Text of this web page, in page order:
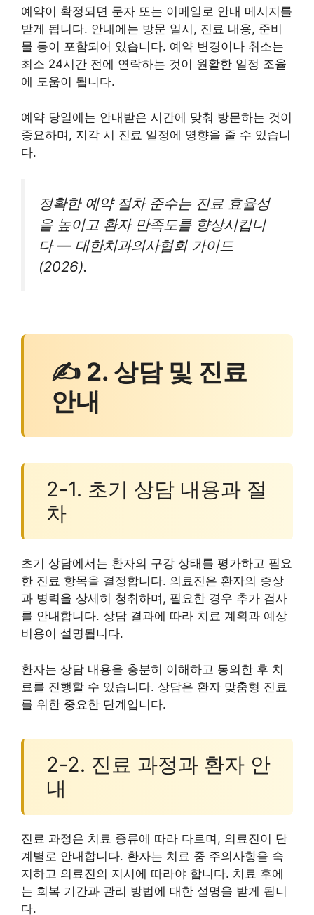
예약이 확정되면 문자 또는 이메일로 안내 메시지를
받게 됩니다. 안내에는 방문 일시, 진료 내용, 준비
물 등이 포함되어 있습니다. 예약 변경이나 취소는
최소 24시간 전에 연락하는 것이 원활한 일정 조율
에 도움이 됩니다.
예약 당일에는 안내받은 시간에 맞춰 방문하는 것이
중요하며, 지각 시 진료 일정에 영향을 줄 수 있습니
다.
정확한 예약 절차 준수는 진료 효율성
을 높이고 환자 만족도를 향상시킵니
다 — 대한치과의사협회 가이드
(2026).
✍ 2. 상담 및 진료
안내
2-1. 초기 상담 내용과 절
차
초기 상담에서는 환자의 구강 상태를 평가하고 필요
한 진료 항목을 결정합니다. 의료진은 환자의 증상
과 병력을 상세히 청취하며, 필요한 경우 추가 검사
를 안내합니다. 상담 결과에 따라 치료 계획과 예상
비용이 설명됩니다.
환자는 상담 내용을 충분히 이해하고 동의한 후 치
료를 진행할 수 있습니다. 상담은 환자 맞춤형 진료
를 위한 중요한 단계입니다.
2-2. 진료 과정과 환자 안
내
진료 과정은 치료 종류에 따라 다르며, 의료진이 단
계별로 안내합니다. 환자는 치료 중 주의사항을 숙
지하고 의료진의 지시에 따라야 합니다. 치료 후에
는 회복 기간과 관리 방법에 대한 설명을 받게 됩니
다.